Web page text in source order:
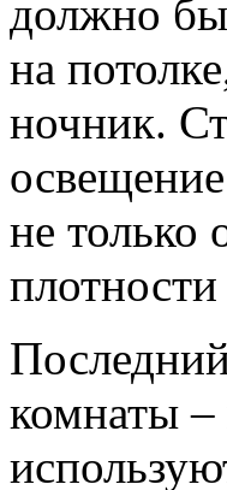
должно
на
ночник.
не только
комнаты –